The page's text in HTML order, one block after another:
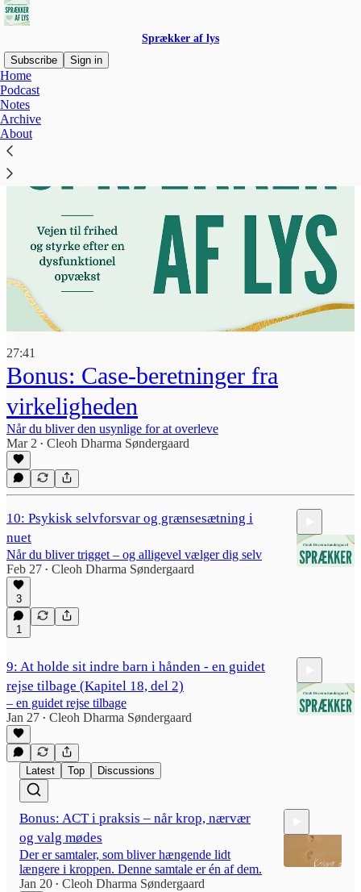
Sprækker af lys
Subscribe
Sign in
Home
Podcast
Notes
Archive
About
27:41
Bonus: Case-beretninger fra
virkeligheden
Når du bliver den usynlige for at overleve
Mar 2 • Cleoh Dharma Søndergaard
10: Psykisk selvforsvar og grænsesætning i
nuet
Når du bliver trigget – og alligevel vælger dig selv
Feb 27 • Cleoh Dharma Søndergaard
3
1
9: At holde sit indre barn i hånden - en guidet
rejse tilbage (Kapitel 18, del 2)
– en guidet rejse tilbage
Jan 27 • Cleoh Dharma Søndergaard
Latest Top Discussions
Bonus: ACT i praksis – når krop, nærvær
og valg mødes
Der er samtaler, som bliver hængende lidt
længere i kroppen. Denne samtale er én af dem.
Jan 20 • Cleoh Dharma Søndergaard